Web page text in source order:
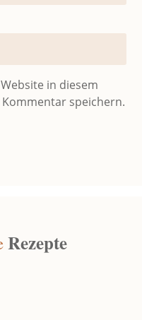
in diesem
speichern.
Rezepte